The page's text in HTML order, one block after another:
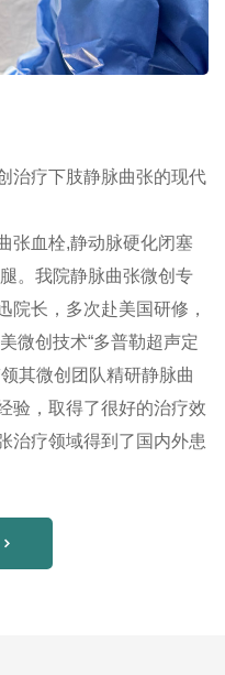
治疗下肢静脉曲张的现代
张血栓,静动脉硬化闭塞
。我院静脉曲张微创专
院长，多次赴美国研修，
微创技术“多普勒超声定
其微创团队精研静脉曲
验，取得了很好的治疗效
治疗领域得到了国内外患